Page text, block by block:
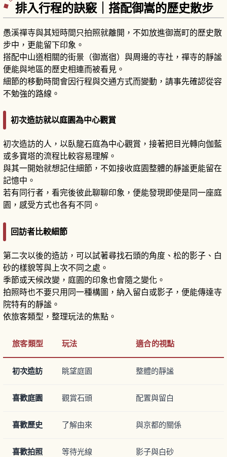
排入行程的訣竅｜搭配御嵩的歷史散步
愚溪禪寺與其短時間只拍照就離開，不如放進御嵩町的歷史散
步中，更能留下印象。
搭配中山道相關的街景（御嵩宿）與周邊的寺社，禪寺的靜謐
便能與地區的歷史相連而被看見。
細節的移動時間會因行程與交通方式而變動，請事先確認從容
不勉強的路線。
初次造訪就以庭園為中心觀賞
初次造訪的人，以臥龍石庭為中心觀賞，接著把目光轉向伽藍
或多寶塔的流程比較容易理解。
與其一開始就想記住細節，不如接收庭園整體的靜謐更能留在
記憶中。
若有同行者，看完後彼此聊聊印象，便能發現即使是同一座庭
園，感受方式也各有不同。
回訪者比較細節
第二次以後的造訪，可以試著尋找石頭的角度、松的影子、白
砂的樣貌等與上次不同之處。
季節或天候改變，庭園的印象也會隨之變化。
拍照時也不要只用同一種構圖，納入留白或影子，便能傳達寺
院特有的靜謐。
依旅客類型，整理玩法的焦點。
旅客類型 玩法 適合的視點
初次造訪 眺望庭園 整體的靜謐
喜歡庭園 觀賞石頭 配置與留白
喜歡歷史 了解由來 與京都的關係
喜歡拍照 等待光線 影子與白砂